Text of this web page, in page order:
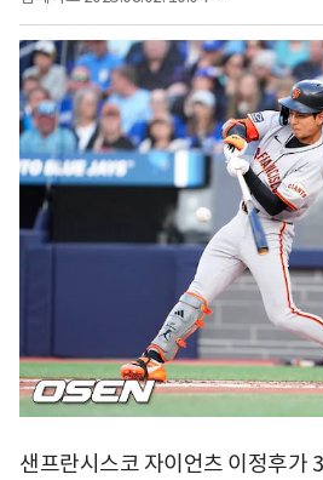
샌프란시스코 자이언츠 이정후가